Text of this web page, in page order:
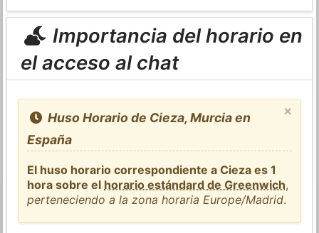
Importancia del horario en
el acceso al chat
×
Huso Horario de Cieza, Murcia en
España
El huso horario correspondiente a Cieza es 1
hora sobre el horario estándard de Greenwich,
perteneciendo a la zona horaria Europe/Madrid.